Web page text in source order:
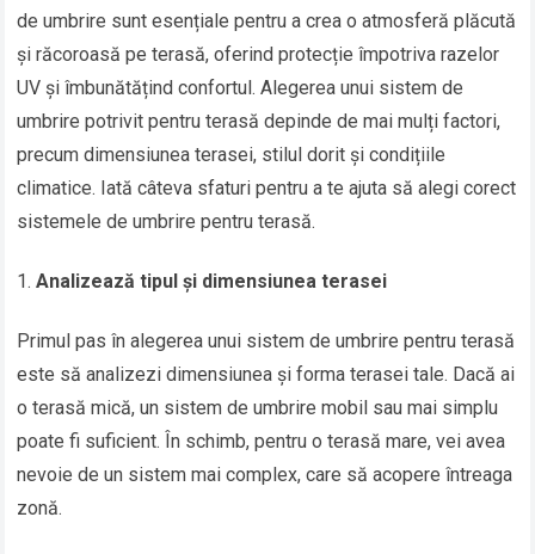
de umbrire sunt esențiale pentru a crea o atmosferă plăcută
și răcoroasă pe terasă, oferind protecție împotriva razelor
UV și îmbunătățind confortul. Alegerea unui sistem de
umbrire potrivit pentru terasă depinde de mai mulți factori,
precum dimensiunea terasei, stilul dorit și condițiile
climatice. Iată câteva sfaturi pentru a te ajuta să alegi corect
sistemele de umbrire pentru terasă.
Analizează tipul și dimensiunea terasei
Primul pas în alegerea unui sistem de umbrire pentru terasă
este să analizezi dimensiunea și forma terasei tale. Dacă ai
o terasă mică, un sistem de umbrire mobil sau mai simplu
poate fi suficient. În schimb, pentru o terasă mare, vei avea
nevoie de un sistem mai complex, care să acopere întreaga
zonă.